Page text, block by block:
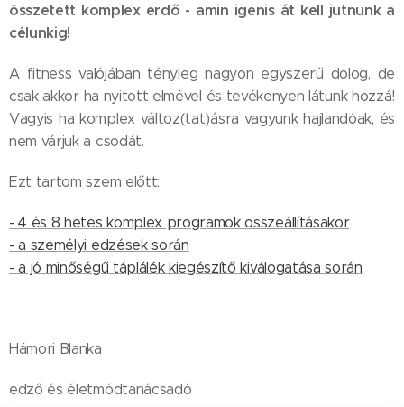
összetett komplex erdő - amin igenis át kell jutnunk a
célunkig!
A fitness valójában tényleg nagyon egyszerű dolog, de
csak akkor ha nyitott elmével és tevékenyen látunk hozzá!
Vagyis ha komplex változ(tat)ásra vagyunk hajlandóak, és
nem várjuk a csodát.
Ezt tartom szem előtt:
- 4 és 8 hetes komplex programok összeállításakor
- a személyi edzések során
- a jó minőségű táplálék kiegészítő kiválogatása során
Hámori Blanka
edző és életmódtanácsadó